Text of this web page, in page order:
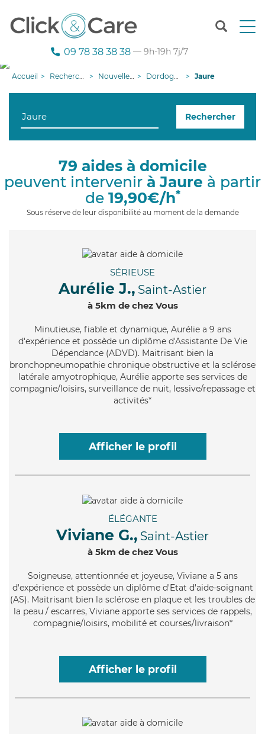
T
n
g
i
09 78 38 38 38 — 9h-19h 7j/7
Accueil Recherche aide à domicile Nouvelle-Aquitaine Dordogne Jaure
Rechercher
79 aides à domicile
peuvent intervenir à Jaure à partir
de 19,90€/h*
Sous réserve de leur disponibilité au moment de la demande
SÉRIEUSE
Aurélie J., Saint-Astier
à 5km de chez Vous
Minutieuse, fiable et dynamique, Aurélie a 9 ans
d'expérience et possède un diplôme d'Assistante De Vie
Dépendance (ADVD). Maitrisant bien la
bronchopneumopathie chronique obstructive et la sclérose
latérale amyotrophique, Aurélie apporte ses services de
compagnie/loisirs, surveillance de nuit, lessive/repassage et
activités*
Afficher le profil
ÉLÉGANTE
Viviane G., Saint-Astier
à 5km de chez Vous
Soigneuse, attentionnée et joyeuse, Viviane a 5 ans
d'expérience et possède un diplôme d'Etat d'aide-soignant
(AS). Maitrisant bien la sclérose en plaque et les troubles de
la peau / escarres, Viviane apporte ses services de rappels,
compagnie/loisirs, mobilité et courses/livraison*
Afficher le profil